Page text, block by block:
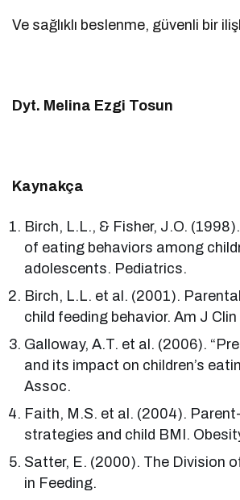
Ve sağlıklı beslenme, güvenli bir
Dyt. Melina Ezgi Tosun
Kaynakça
Birch, L.L., & Fisher, J.O.
of eating behaviors among
adolescents. Pediatrics.
Birch, L.L. et al. (2001).
child feeding behavior. Am J Clin
Galloway, A.T. et al. (2006).
and its impact on children’s
Assoc.
Faith, M.S. et al. (2004).
strategies and child BMI.
Satter, E. (2000). The Division
in Feeding.